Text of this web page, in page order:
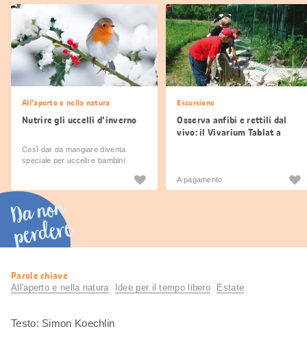
All'aperto e nella natura
Nutrire gli uccelli d'inverno
Così dar da mangiare diventa
speciale per uccelli e bambini
Escursione
Osserva anfibi e rettili dal
vivo: il Vivarium Tablat a
A pagamento
Da non
perdere
Informazioni
utili
Parole chiave
All'aperto e nella natura Idee per il tempo libero Estate
Testo: Simon Koechlin